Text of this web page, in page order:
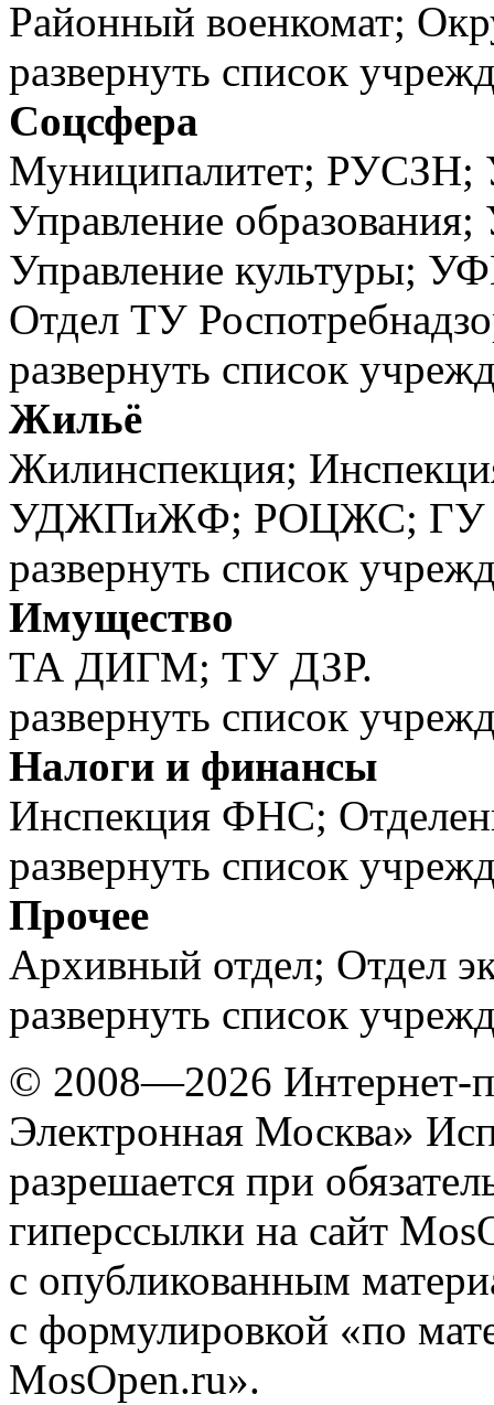
Районный военкомат;
развернуть список
Соцсфера
Муниципалитет;
Управление
Управление культуры;
Отдел ТУ
развернуть список
Жильё
Жилинспекция;
УДЖПиЖФ; РОЦЖС; ГУ
развернуть список
Имущество
ТА ДИГМ; ТУ ДЗР.
развернуть список
Налоги и финансы
Инспекция ФНС;
развернуть список
Прочее
Архивный отдел; Отдел
развернуть список
© 2008—2026 Интернет-
Электронная Москва»
разрешается при
гиперссылки на сайт
с опубликованным
с формулировкой «по
MosOpen.ru».